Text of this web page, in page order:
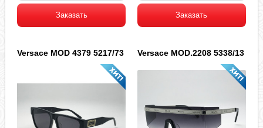
Заказать Заказать
Versace MOD 4379 5217/73 Versace MOD.2208 5338/13